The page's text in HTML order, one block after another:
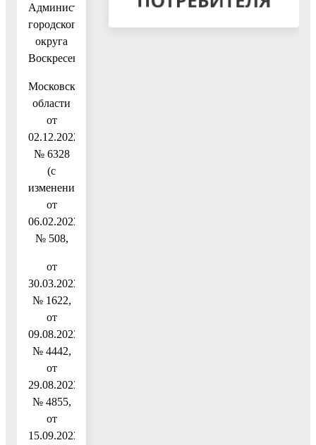
Администрации
городского
округа
Воскресенск
Московской
области
от
02.12.2022
№ 6328
(с
изменениями
от
06.02.2023
№ 508,
от
30.03.2023
№ 1622,
от
09.08.2023
№ 4442,
от
29.08.2023
№ 4855,
от
15.09.2023